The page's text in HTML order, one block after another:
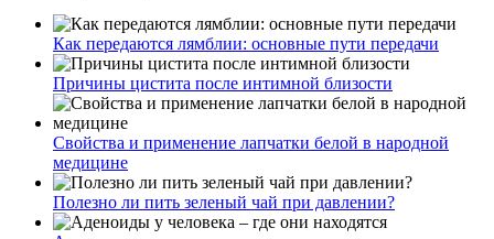
Как передаются лямблии: основные пути передачи
Причины цистита после интимной близости
Свойства и применение лапчатки белой в народной
медицине
Полезно ли пить зеленый чай при давлении?